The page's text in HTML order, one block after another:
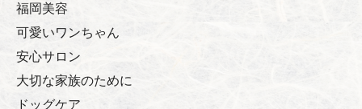
福岡美容
可愛いワンちゃん
安心サロン
大切な家族のために
ドッグケア